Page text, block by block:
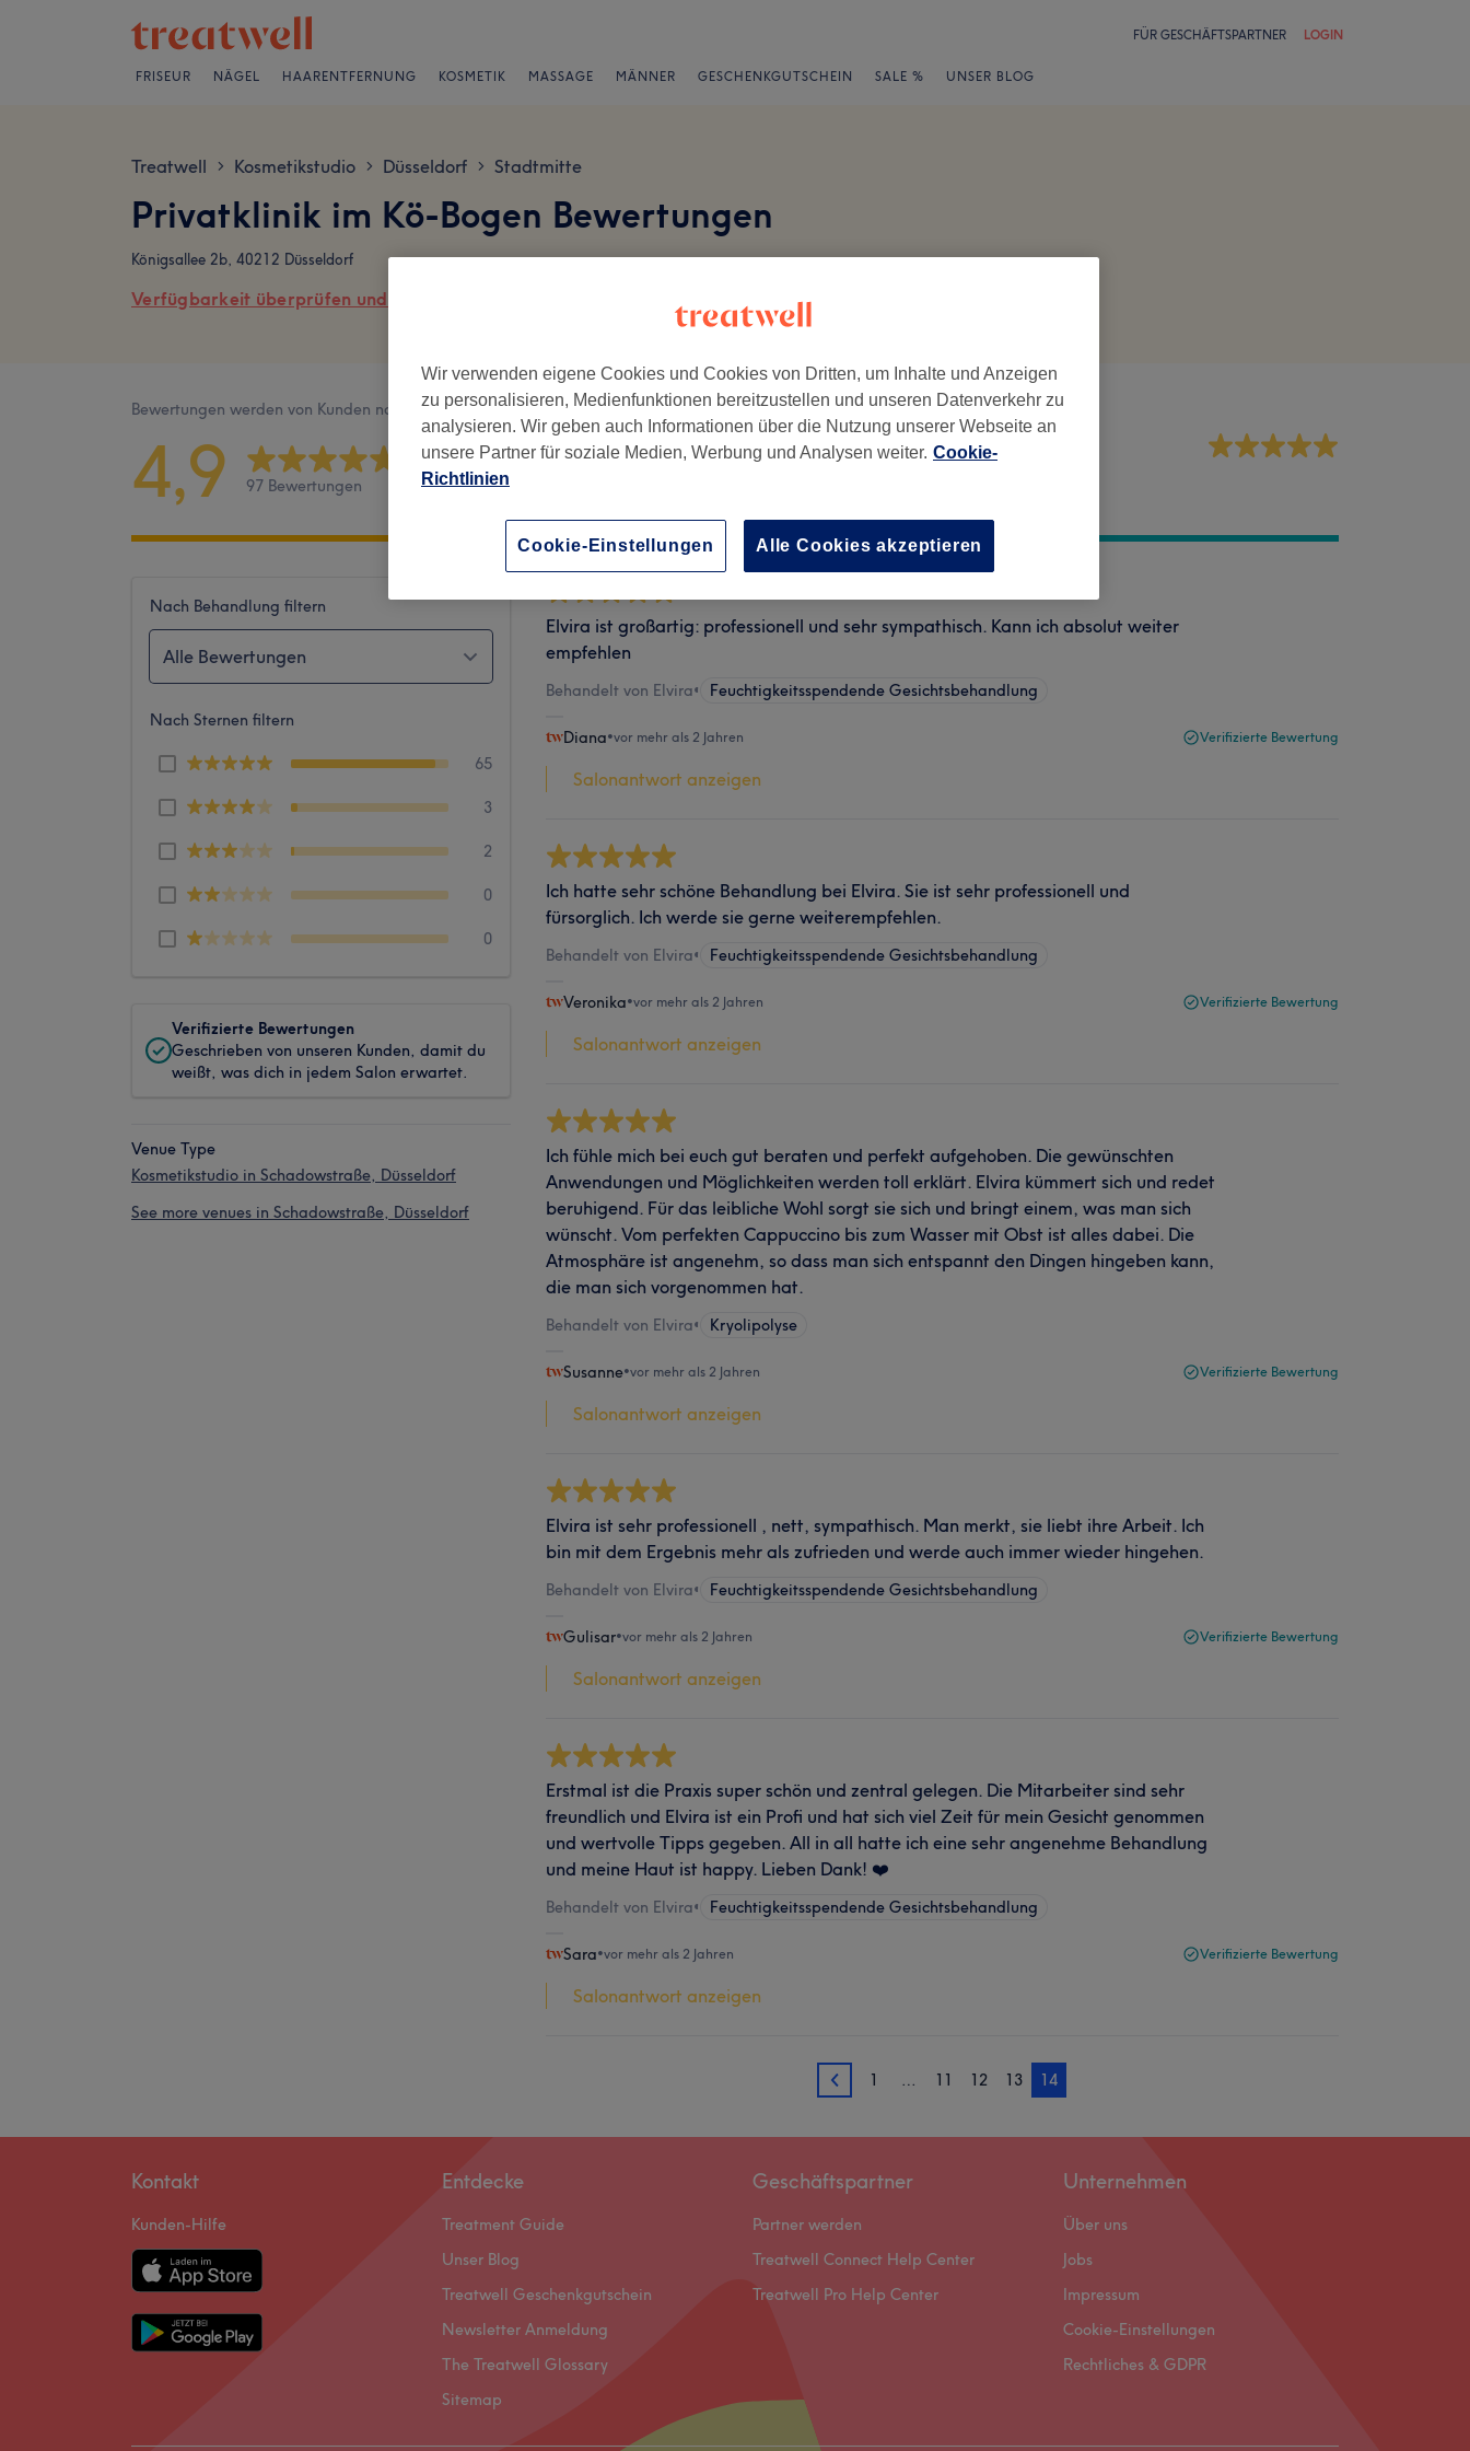
FÜR GESCHÄFTSPARTNER LOGIN
FRISEUR NÄGEL HAARENTFERNUNG KOSMETIK MASSAGE MÄNNER GESCHENKGUTSCHEIN SALE % UNSER BLOG
Treatwell > Kosmetikstudio > Düsseldorf > Stadtmitte
Privatklinik im Kö-Bogen Bewertungen
Königsallee 2b, 40212 Düsseldorf
Verfügbarkeit überprüfen und online buchen
Bewertungen werden von Kunden nach ihrem Besuch geschrieben.
4,9 97 Bewertungen
Ambiente Service
Nach Behandlung filtern
Alle Bewertungen
Nach Sternen filtern
65
3
2
0
0
Verifizierte Bewertungen
Geschrieben von unseren Kunden, damit du
weißt, was dich in jedem Salon erwartet.
Venue Type
Kosmetikstudio in Schadowstraße, Düsseldorf
See more venues in Schadowstraße, Düsseldorf
Elvira ist großartig: professionell und sehr sympathisch. Kann ich absolut weiter
empfehlen
Behandelt von Elvira• Feuchtigkeitsspendende Gesichtsbehandlung
Diana•vor mehr als 2 Jahren Verifizierte Bewertung
Salonantwort anzeigen
Ich hatte sehr schöne Behandlung bei Elvira. Sie ist sehr professionell und
fürsorglich. Ich werde sie gerne weiterempfehlen.
Behandelt von Elvira• Feuchtigkeitsspendende Gesichtsbehandlung
Veronika•vor mehr als 2 Jahren Verifizierte Bewertung
Salonantwort anzeigen
Ich fühle mich bei euch gut beraten und perfekt aufgehoben. Die gewünschten
Anwendungen und Möglichkeiten werden toll erklärt. Elvira kümmert sich und redet
beruhigend. Für das leibliche Wohl sorgt sie sich und bringt einem, was man sich
wünscht. Vom perfekten Cappuccino bis zum Wasser mit Obst ist alles dabei. Die
Atmosphäre ist angenehm, so dass man sich entspannt den Dingen hingeben kann,
die man sich vorgenommen hat.
Behandelt von Elvira• Kryolipolyse
Susanne•vor mehr als 2 Jahren Verifizierte Bewertung
Salonantwort anzeigen
Elvira ist sehr professionell , nett, sympathisch. Man merkt, sie liebt ihre Arbeit. Ich
bin mit dem Ergebnis mehr als zufrieden und werde auch immer wieder hingehen.
Behandelt von Elvira• Feuchtigkeitsspendende Gesichtsbehandlung
Gulisar•vor mehr als 2 Jahren Verifizierte Bewertung
Salonantwort anzeigen
Erstmal ist die Praxis super schön und zentral gelegen. Die Mitarbeiter sind sehr
freundlich und Elvira ist ein Profi und hat sich viel Zeit für mein Gesicht genommen
und wertvolle Tipps gegeben. All in all hatte ich eine sehr angenehme Behandlung
und meine Haut ist happy. Lieben Dank! ❤️
Behandelt von Elvira• Feuchtigkeitsspendende Gesichtsbehandlung
Sara•vor mehr als 2 Jahren Verifizierte Bewertung
Salonantwort anzeigen
13 1 … 11 12 13 14
Kontakt
Kunden-Hilfe
Entdecke
Treatment Guide
Unser Blog
Treatwell Geschenkgutschein
Newsletter Anmeldung
The Treatwell Glossary
Sitemap
Geschäftspartner
Partner werden
Treatwell Connect Help Center
Treatwell Pro Help Center
Unternehmen
Über uns
Jobs
Impressum
Cookie-Einstellungen
Rechtliches & GDPR
Wir verwenden eigene Cookies und Cookies von Dritten, um Inhalte und Anzeigen
zu personalisieren, Medienfunktionen bereitzustellen und unseren Datenverkehr zu
analysieren. Wir geben auch Informationen über die Nutzung unserer Webseite an
unsere Partner für soziale Medien, Werbung und Analysen weiter. Cookie-
Richtlinien
Cookie-Einstellungen Alle Cookies akzeptieren